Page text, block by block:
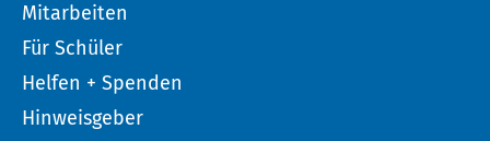
Mitarbeiten
Für Schüler
Helfen + Spenden
Hinweisgeber